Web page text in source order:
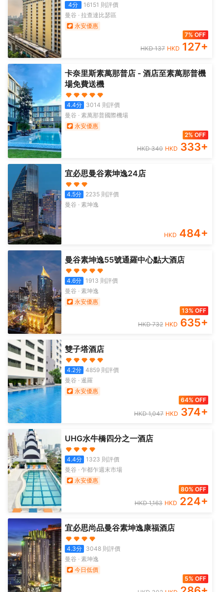
4分 16151 則評價
曼谷 · 拉查達比瑟區
永安優惠
7% OFF
HKD137 HKD 127+
卡奈里斯素萬那普店 - 酒店至素萬那普機
場免費送機
4.4分 3014 則評價
曼谷 · 素萬那普國際機場
永安優惠
2% OFF
HKD340 HKD 333+
宜必思曼谷素坤逸24店
4.5分 2235則評價
曼谷 · 素坤逸
HKD 484+
曼谷素坤逸55號通羅中心點大酒店
4.6分 1913 則評價
曼谷 · 素坤逸
永安優惠
13% OFF
HKD732 HKD 635+
雙子塔酒店
4.2分 4859則評價
曼谷 · 暹羅
永安優惠
64% OFF
HKD1,047 HKD 374+
UHG水牛橋四分之一酒店
4.4分 1323 則評價
曼谷 · 乍都乍週末市場
永安優惠
80% OFF
HKD1,163 HKD 224+
宜必思尚品曼谷素坤逸康福酒店
4.3分 3048則評價
曼谷 · 素坤逸
今日低價
5% OFF